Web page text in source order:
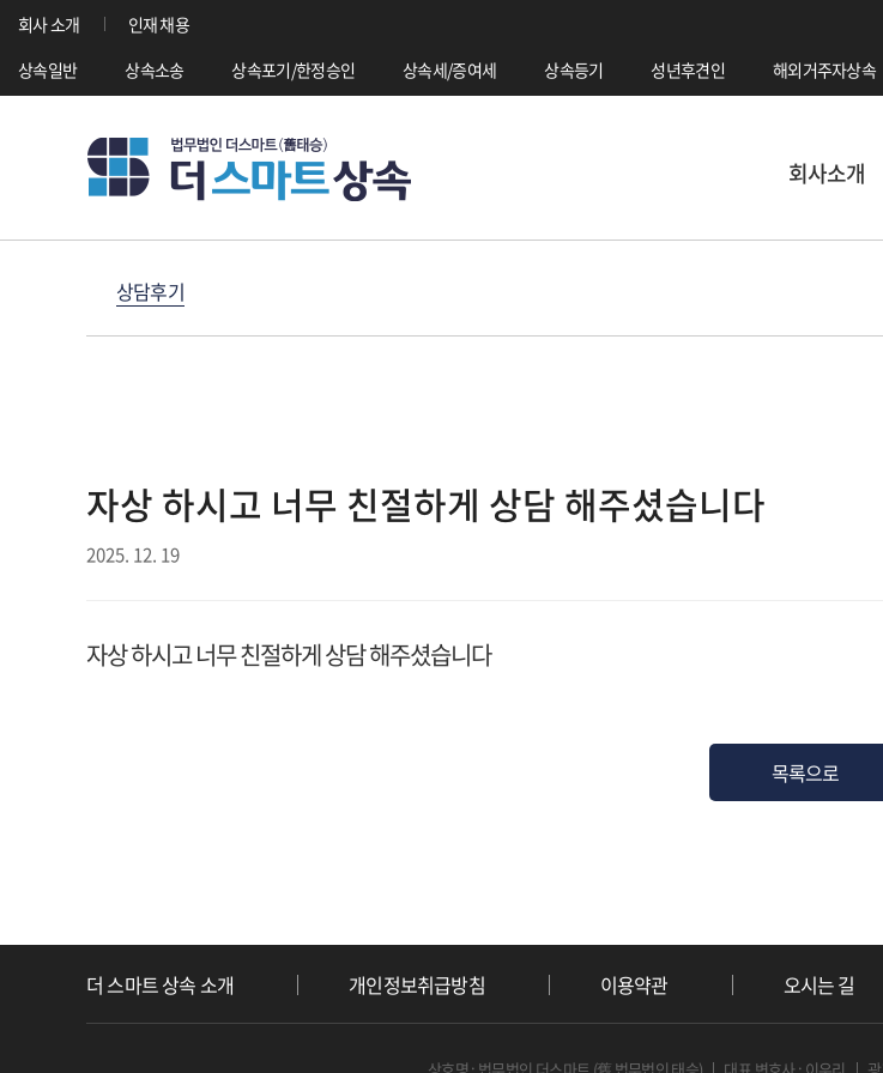
회사 소개
인재 채용
상속일반
상속소송 상속포기/한정승인 상속세/증여세 상속등기 성년후견인 해외거주자상속
회사소개
상담후기
자상 하시고 너무 친절하게 상담 해주셨습니다
2025. 12. 19
자상 하시고 너무 친절하게 상담 해주셨습니다
목록으로
더 스마트 상속 소개 개인정보취급방침 이용약관 오시는 길